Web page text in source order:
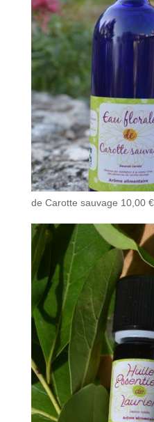
de Carotte sauvage 10,00 €